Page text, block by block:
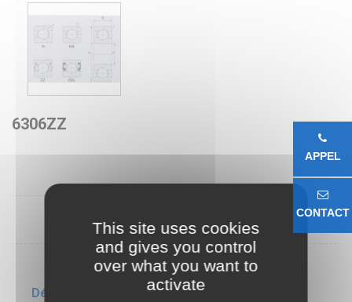
6306ZZ
Détails du produit
APPEL
CONTACT
This site uses cookies
and gives you control
over what you want to
activate